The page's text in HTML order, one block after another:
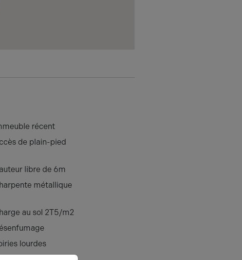
récent
de plain-pied
libre de 6m
métallique
au sol 2T5/m2
lourdes